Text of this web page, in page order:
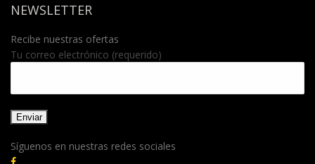
NEWSLETTER
Recibe nuestras ofertas
Tu correo electrónico (requerido)
Síguenos en nuestras redes sociales